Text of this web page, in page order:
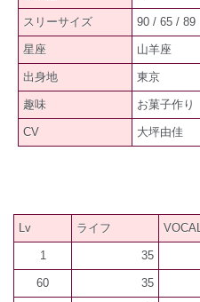
スリーサイズ 90 / 65 / 89
星座 山羊座
出身地 東京
趣味 お菓子作り
CV 大坪由佳
Lv ライフ VOCAL
1 35
60 35